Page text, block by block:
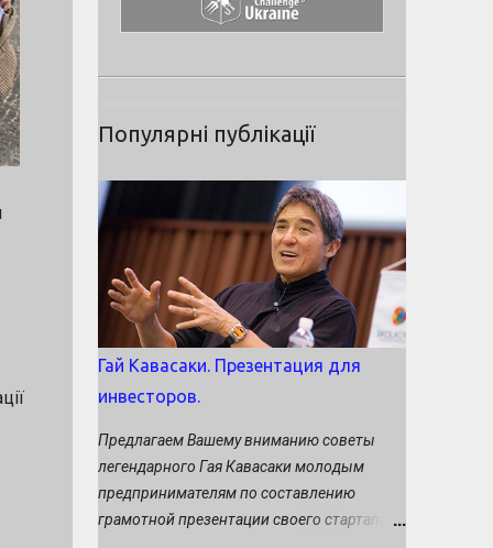
Популярні публікації
Гай Кавасаки. Презентация для
инвесторов.
Предлагаем Вашему вниманию советы
легендарного Гая Кавасаки молодым
предпринимателям по составлению
грамотной презентации своего стартапа